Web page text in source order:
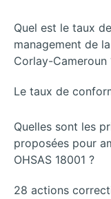
Quel est le taux
management de
Corlay-Cameroun
Le taux de
Quelles sont les
proposées pour
OHSAS 18001 ?
28 actions